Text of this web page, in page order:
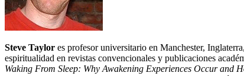
Steve Taylor es profesor universitario en Manchester,
espiritualidad en revistas convencionales y publicaciones
Waking From Sleep: Why Awakening Experiences Occur and